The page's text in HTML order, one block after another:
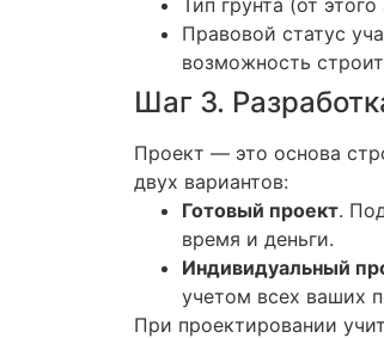
Тип грунта (от
Правовой статус
возможность
Шаг 3.
Проект — это основа
двух вариантов:
Готовый проект.
время и деньги.
Индивидуальный
учетом всех ваших
При проектировании